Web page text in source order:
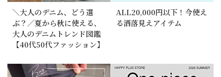
＼大人のデニム、どう選
ぶ？／夏から秋に使える、
大人のデニムトレンド図鑑
【40代50代ファッション】
ALL20,000円以下！今使え
る洒落見えアイテム